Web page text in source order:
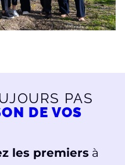
PAS
DE VOS
les premiers à